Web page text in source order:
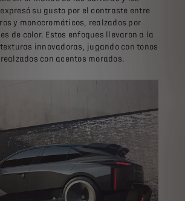
su gusto por el contraste entre
y monocromáticos, realzados por
de color. Estos enfoques llevaron a la
innovadoras, jugando con tonos
con acentos morados.